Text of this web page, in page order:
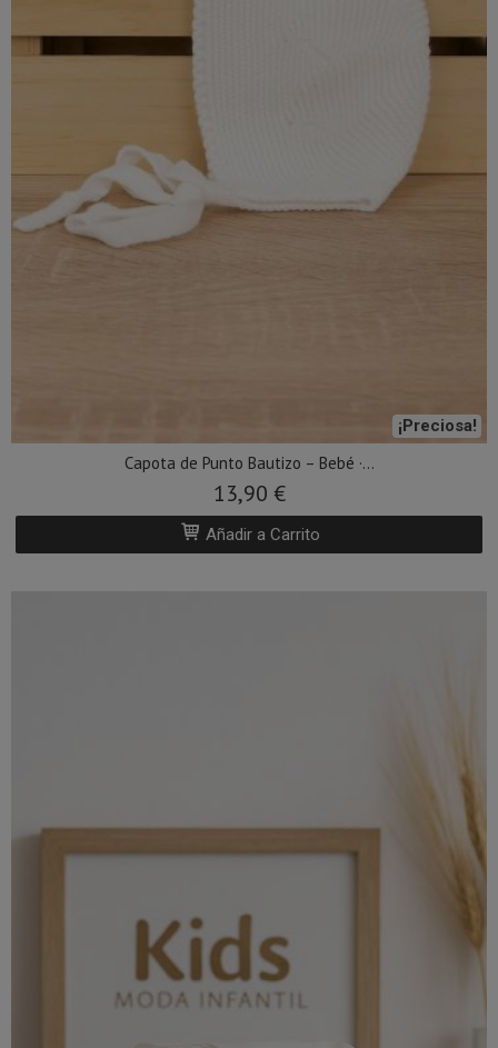
¡Preciosa!
Capota de Punto Bautizo – Bebé ·...
13,90 €
Añadir a Carrito